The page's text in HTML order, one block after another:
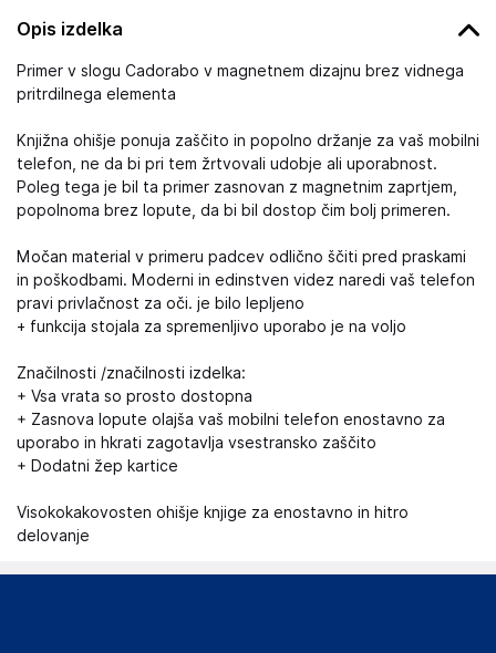
Opis izdelka
Primer v slogu Cadorabo v magnetnem dizajnu brez vidnega
pritrdilnega elementa
Knjižna ohišje ponuja zaščito in popolno držanje za vaš mobilni
telefon, ne da bi pri tem žrtvovali udobje ali uporabnost.
Poleg tega je bil ta primer zasnovan z magnetnim zaprtjem,
popolnoma brez lopute, da bi bil dostop čim bolj primeren.
Močan material v primeru padcev odlično ščiti pred praskami
in poškodbami. Moderni in edinstven videz naredi vaš telefon
pravi privlačnost za oči. je bilo lepljeno
+ funkcija stojala za spremenljivo uporabo je na voljo
Značilnosti /značilnosti izdelka:
+ Vsa vrata so prosto dostopna
+ Zasnova lopute olajša vaš mobilni telefon enostavno za
uporabo in hkrati zagotavlja vsestransko zaščito
+ Dodatni žep kartice
Visokokakovosten ohišje knjige za enostavno in hitro
delovanje